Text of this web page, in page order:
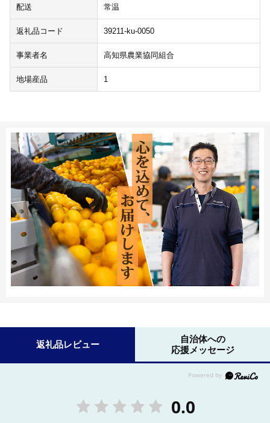
配送 常温
返礼品コード 39211-ku-0050
事業者名 高知県農業協同組合
地場産品 1
返礼品レビュー
自治体への
応援メッセージ
0.0